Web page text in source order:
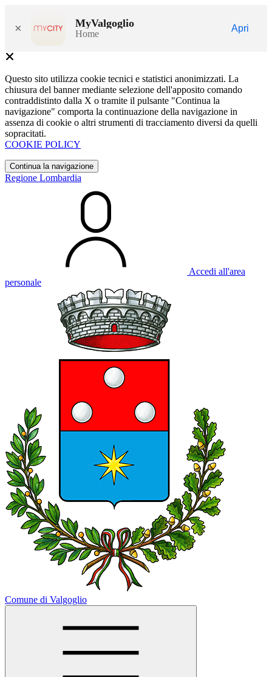
× MyValgoglio
Home
Apri
Questo sito utilizza cookie tecnici e statistici anonimizzati. La
chiusura del banner mediante selezione dell'apposito comando
contraddistinto dalla X o tramite il pulsante "Continua la
navigazione" comporta la continuazione della navigazione in
assenza di cookie o altri strumenti di tracciamento diversi da quelli
sopracitati.
COOKIE POLICY
Continua la navigazione
Regione Lombardia
Accedi all'area
personale
Comune di Valgoglio